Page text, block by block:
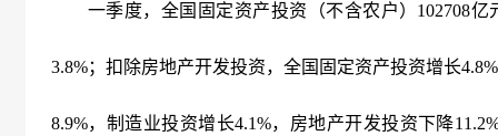
一季度，全国固定资产投资（不含农户） 102708亿
3.8%；扣除房地产开发投资，全国固定资产投资增长4.8%
8.9%，制造业投资增长4.1%，房地产开发投资下降